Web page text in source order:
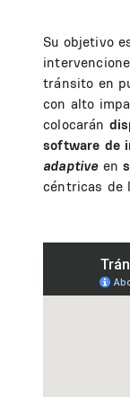
Su objetivo
tránsito en
con alto
colocarán
software de
adaptiveen
céntricas de